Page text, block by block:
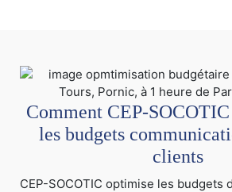
Comment CEP-
les budgets
clients
CEP-SOCOTIC optimise les budgets